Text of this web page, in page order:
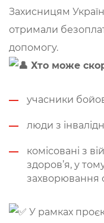
Захисницям
отримали
допомогу.
Хто може
учасники
люди з
комісовані з
здоров’я, у
захворювання
У рамках